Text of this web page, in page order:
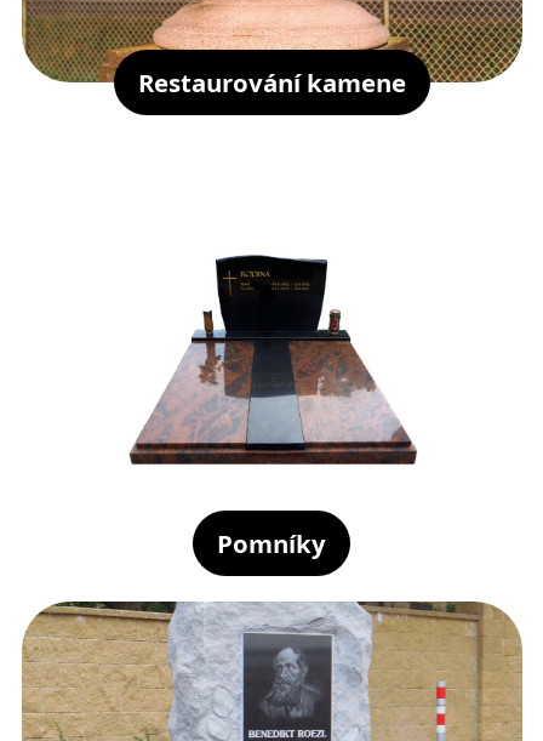
Restaurování kamene
Pomníky